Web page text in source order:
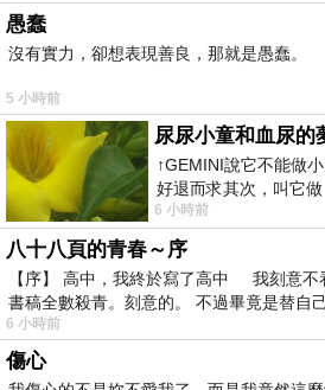
愚蠢
沒有實力，卻想表現善良，那就是愚蠢。
5 小時前
尿尿小童和血尿的
↑GEMINI說它不能做
好退而求其次，叫它
年人臉孔」的畫了。 六
6 小時前
八十八頁的青春～序
【序】 高中，我終於寫了高中 我刻意不
書稿全數殺青。刻意的。 不過畢竟是替自
6 小時前
傷心